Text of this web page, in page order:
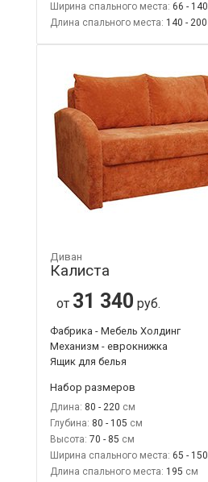
Ширина спального места: 66 - 140
Длина спального места: 140 - 200
Диван
Калиста
от 31 340 руб.
Фабрика - Мебель Холдинг
Механизм - еврокнижка
Ящик для белья
Набор размеров
Длина: 80 - 220
Глубина: 80 - 105
Высота: 70 - 85
Ширина спального места: 65 - 150
Длина спального места: 195